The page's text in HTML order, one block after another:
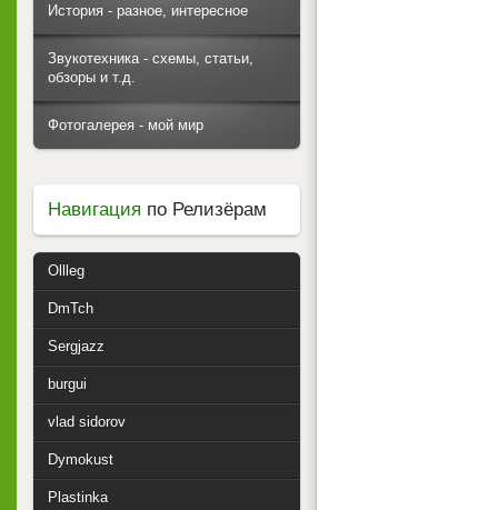
История - разное, интересное
Звукотехника - схемы, статьи,
обзоры и т.д.
Фотогалерея - мой мир
Навигация по Релизёрам
Ollleg
DmTch
Sergjazz
burgui
vlad sidorov
Dymokust
Plastinka